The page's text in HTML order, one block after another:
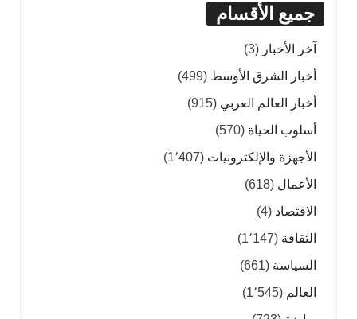
جميع الأقسام
آخر الأخبار (3)
أخبار الشرق الأوسط (499)
أخبار العالم العربي (915)
أسلوب الحياة (570)
الأجهزة والإلكترونيات (1٬407)
الأعمال (618)
الاقتصاد (4)
الثقافة (1٬147)
السياسة (661)
العالم (1٬545)